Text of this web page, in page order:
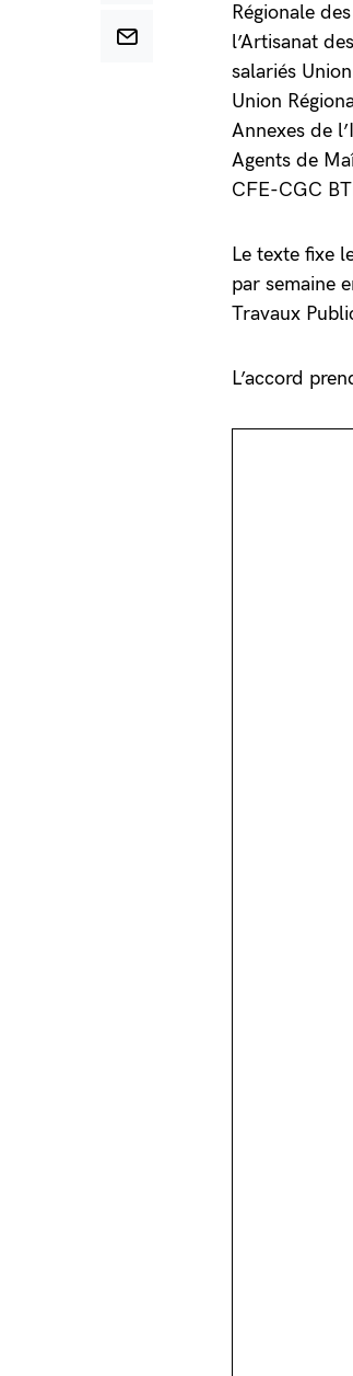
Régionale
l’Artisanat
salariés
Union
Annexes de
Agents de
CFE-CGC
Le texte fixe
par semaine
Travaux
L’accord